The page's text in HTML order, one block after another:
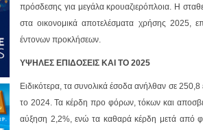
πρόσδεσης για μεγάλα κρουαζιερόπλοια. Η
στα οικονομικά αποτελέσματα χρήσης 2025,
έντονων προκλήσεων.
ΥΨΗΛΕΣ ΕΠΙΔΟΣΕΙΣ ΚΑΙ ΤΟ 2025
Ειδικότερα, τα συνολικά έσοδα ανήλθαν σε
το 2024. Τα κέρδη προ φόρων, τόκων και
αύξηση 2,2%, ενώ τα καθαρά κέρδη μετά από